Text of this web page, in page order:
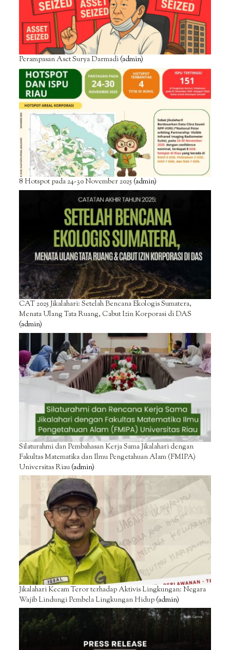
Perampasan Aset Surya Darmadi(admin)
8 Hotspot pada 24-30 November 2025(admin)
CAT 2025 Jikalahari: Setelah Bencana Ekologis Sumatera,
Menata Ulang Tata Ruang, Cabut Izin Korporasi di DAS
(admin)
Silaturahmi dan Pembahasan Kerja Sama Jikalahari dengan
Fakultas Matematika dan Ilmu Pengetahuan Alam (FMIPA)
Universitas Riau(admin)
Jikalahari Kecam Teror terhadap Aktivis Lingkungan: Negara
Wajib Lindungi Pembela Lingkungan Hidup(admin)